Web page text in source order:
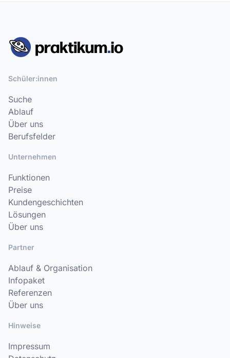
Schüler:innen
Suche
Ablauf
Über uns
Berufsfelder
Unternehmen
Funktionen
Preise
Kundengeschichten
Lösungen
Über uns
Partner
Ablauf & Organisation
Infopaket
Referenzen
Über uns
Hinweise
Impressum